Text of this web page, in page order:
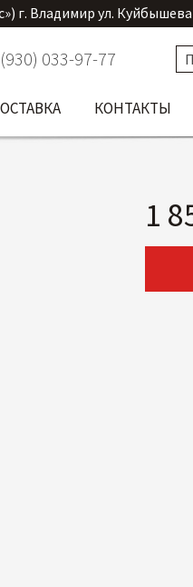
г. Владимир ул.
033-97-77
КОНТАКТЫ
1